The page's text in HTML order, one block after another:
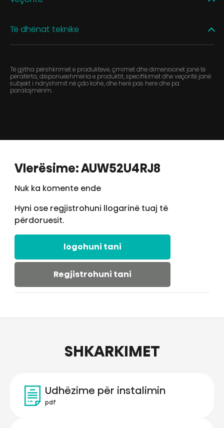
Të dhënat teknike
Të gjitha përshkrimet e produkteve, çmimet dhe dimensionet janë të
përafërta, disponueshmëria e produktit, specifikimet dhe veçoritë janë
subjekt i ndryshimit në çdo kohë, dhe herë pas here dhe pa
paralajmërim.
Vlerësime: AUW52U4RJ8
Nuk ka komente ende
Hyni ose regjistrohuni llogarinë tuaj të
përdoruesit.
logohuni tani
Regjistrohuni tani
SHKARKIMET
Udhëzime për instalimin
pdf